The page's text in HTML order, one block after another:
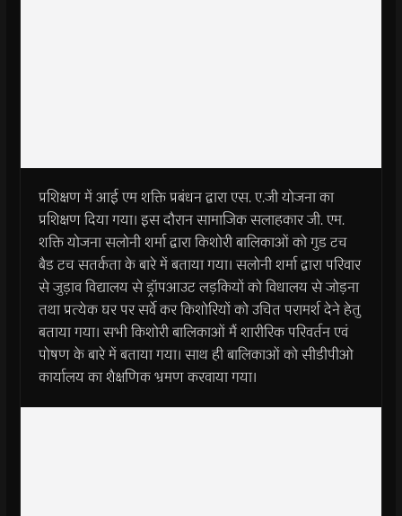
प्रशिक्षण में आई एम शक्ति प्रबंधन द्वारा एस. ए.जी योजना का
प्रशिक्षण दिया गया। इस दौरान सामाजिक सलाहकार जी. एम.
शक्ति योजना सलोनी शर्मा द्वारा किशोरी बालिकाओं को गुड टच
बैड टच सतर्कता के बारे में बताया गया। सलोनी शर्मा द्वारा परिवार
से जुड़ाव विद्यालय से ड्रॉपआउट लड़कियों को विधालय से जोड़ना
तथा प्रत्येक घर पर सर्वे कर किशोरियों को उचित परामर्श देने हेतु
बताया गया। सभी किशोरी बालिकाओं मैं शारीरिक परिवर्तन एवं
पोषण के बारे में बताया गया। साथ ही बालिकाओं को सीडीपीओ
कार्यालय का शैक्षणिक भ्रमण करवाया गया।